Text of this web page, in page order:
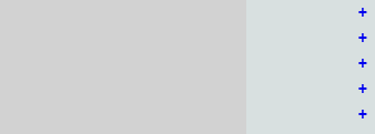
+
+
+
+
+